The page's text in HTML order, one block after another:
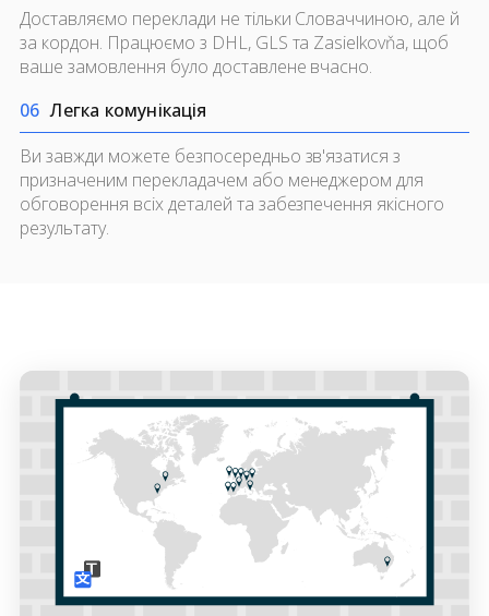
Доставляємо переклади не тільки Словаччиною, але й
за кордон. Працюємо з DHL, GLS та Zasielkovňa, щоб
ваше замовлення було доставлене вчасно.
06 Легка комунікація
Ви завжди можете безпосередньо зв'язатися з
призначеним перекладачем або менеджером для
обговорення всіх деталей та забезпечення якісного
результату.